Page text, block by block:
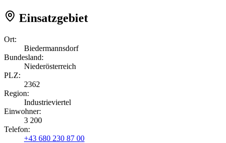
Einsatzgebiet
Ort:
Biedermannsdorf
Bundesland:
Niederösterreich
PLZ:
2362
Region:
Industrieviertel
Einwohner:
3 200
Telefon:
+43 680 230 87 00